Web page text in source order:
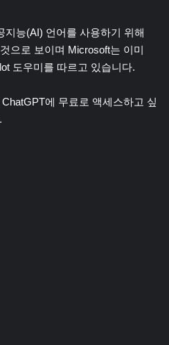
지능(AI) 언어를 사용하기 위해
으로 보이며 Microsoft는 이미
도우미를 따르고 있습니다.
에 무료로 액세스하고 싶